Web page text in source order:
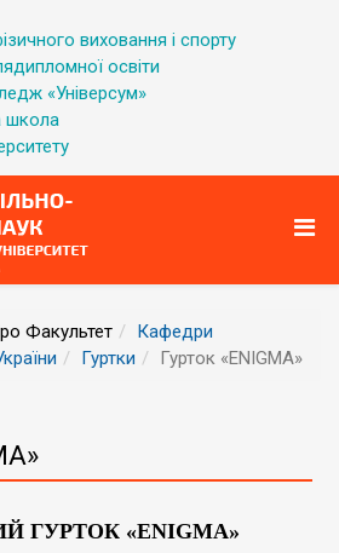
виховання і спорту
освіти
«Універсум»
школа
Факультет
Кафедри
Гуртки Гурток «ENIGMA»
ГУРТОК «ENIGMA»